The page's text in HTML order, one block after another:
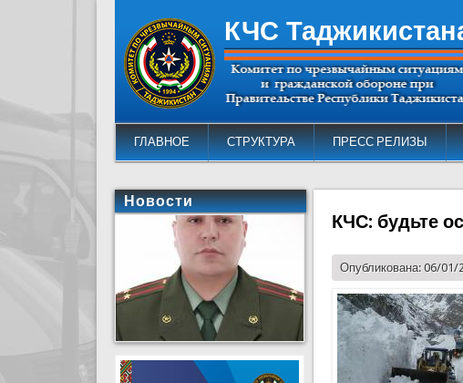
КЧС
ГЛАВНОЕ СТРУКТУРА ПРЕСС РЕЛИЗЫ
КЧС: будьте
Опубликована: 06/
Новости